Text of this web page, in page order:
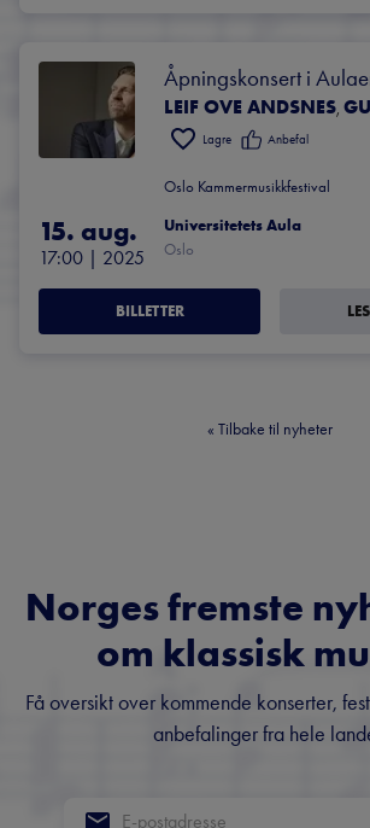
Åpningskonsert i
LEIF OVE ANDSNES,
Lagre Anbefal
Oslo Kammermusikkfestival
15. aug.
17:00 | 2025
Universitetets Aula
Oslo
BILLETTER
« Tilbake til nyheter
Norges fremste
om klassisk
Få oversikt over kommende konserter,
anbefalinger fra hele